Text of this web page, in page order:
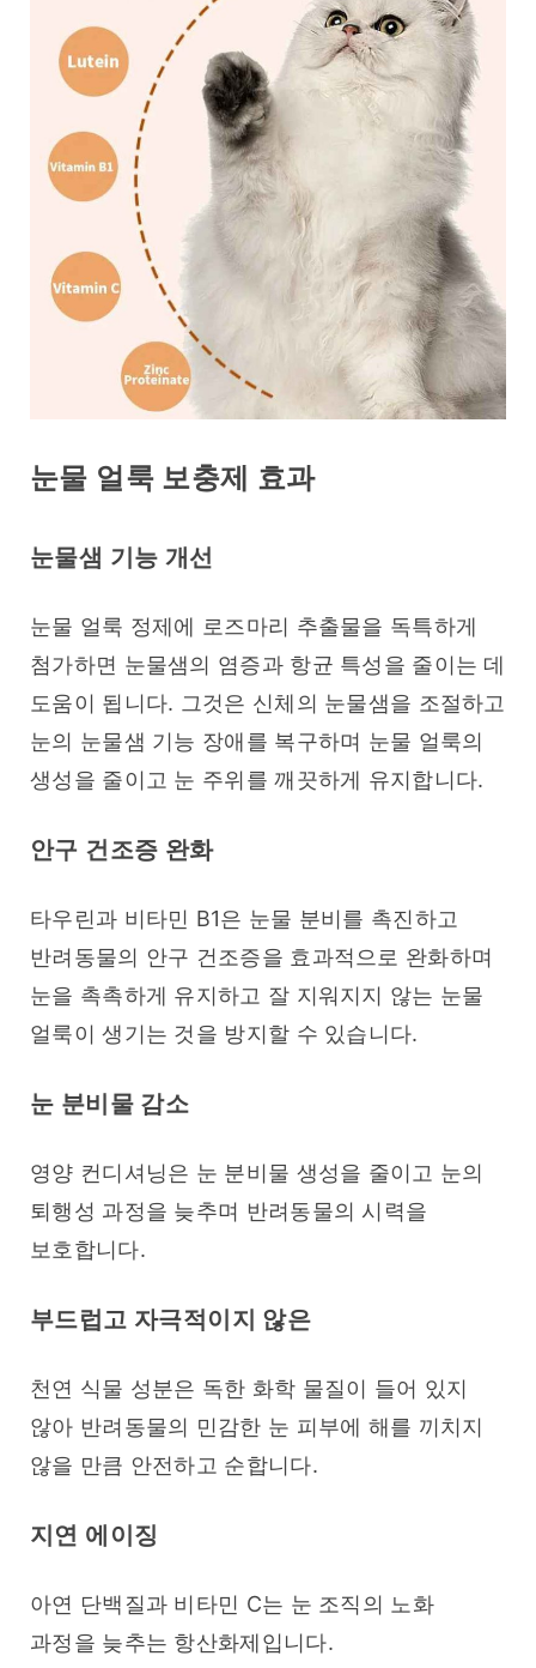
눈물 얼룩 보충제 효과
눈물샘 기능 개선
눈물 얼룩 정제에 로즈마리 추출물을 독특하게
첨가하면 눈물샘의 염증과 항균 특성을 줄이는 데
도움이 됩니다. 그것은 신체의 눈물샘을 조절하고
눈의 눈물샘 기능 장애를 복구하며 눈물 얼룩의
생성을 줄이고 눈 주위를 깨끗하게 유지합니다.
안구 건조증 완화
타우린과 비타민 B1은 눈물 분비를 촉진하고
반려동물의 안구 건조증을 효과적으로 완화하며
눈을 촉촉하게 유지하고 잘 지워지지 않는 눈물
얼룩이 생기는 것을 방지할 수 있습니다.
눈 분비물 감소
영양 컨디셔닝은 눈 분비물 생성을 줄이고 눈의
퇴행성 과정을 늦추며 반려동물의 시력을
보호합니다.
부드럽고 자극적이지 않은
천연 식물 성분은 독한 화학 물질이 들어 있지
않아 반려동물의 민감한 눈 피부에 해를 끼치지
않을 만큼 안전하고 순합니다.
지연 에이징
아연 단백질과 비타민 C는 눈 조직의 노화
과정을 늦추는 항산화제입니다.